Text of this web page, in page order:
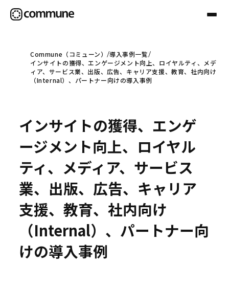
Communeについて
事例
セミナー
お役立ち情報
Commune（コミューン）
導入事例一覧
インサイトの獲得、エンゲージメント向上、ロイヤルティ、メデ
ィア、サービス業、出版、広告、キャリア支援、教育、社内向け
（Internal）、パートナー向けの導入事例
インサイトの獲得、エンゲ
ージメント向上、ロイヤル
ティ、メディア、サービス
業、出版、広告、キャリア
支援、教育、社内向け
（Internal）、パートナー向
けの導入事例